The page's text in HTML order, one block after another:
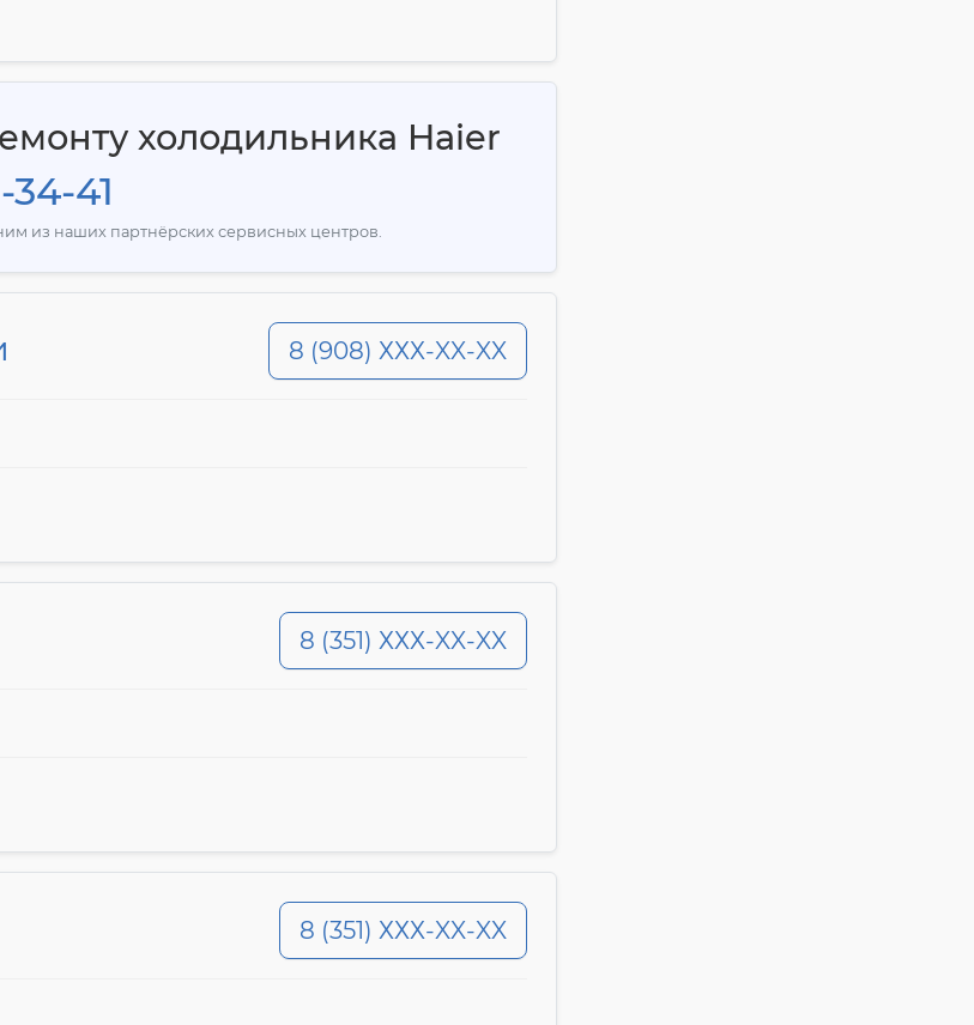
холодильника Haier
34-41
из наших партнёрских сервисных центров.
8 (908) ХХХ-XX-XX
8 (351) ХХХ-XX-XX
8 (351) ХХХ-XX-XX